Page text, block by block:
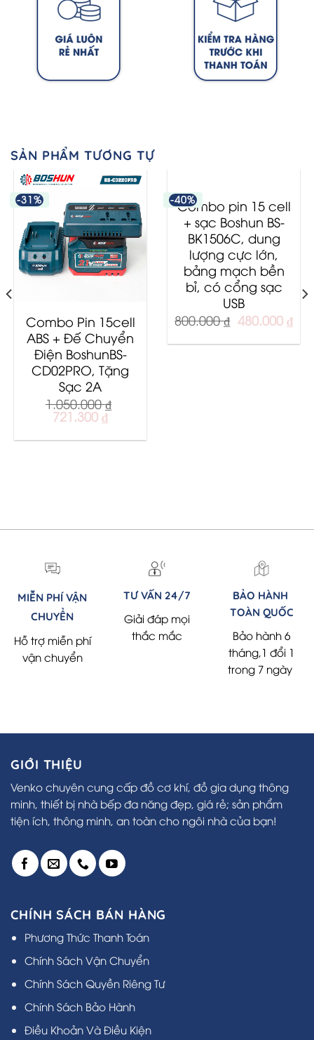
SẢN PHẨM TƯƠNG TỰ
-31%
Combo Pin 15cell
ABS + Đế Chuyển
Điện BoshunBS-
CD02PRO, Tặng
Sạc 2A
1.050.000₫
Original
was:
721.300 ₫Current
price
is:
-40%
Combo pin 15 cell
+ sạc Boshun BS-
BK1506C, dung
lượng cực lớn,
bảng mạch bền
bỉ, có cổng sạc
USB
800.000₫ Original
was:
480.000 ₫
is:
MIỄN PHÍ VẬN
CHUYỂN
Hỗ trợ miễn phí
vận chuyển
TƯ VẤN 24/7
Giải đáp mọi
thắc mắc
BẢO HÀNH
TOÀN QUỐC
Bảo hành 6
tháng,1 đổi 1
trong 7 ngày
GIỚI THIỆU
Venko chuyên cung cấp đồ cơ khí, đồ gia dụng thông
minh, thiết bị nhà bếp đa năng đẹp, giá rẻ; sản phẩm
tiện ích, thông minh, an toàn cho ngôi nhà của bạn!
CHÍNH SÁCH BÁN HÀNG
Phương Thức Thanh Toán
Chính Sách Vận Chuyển
Chính Sách Quyền Riêng Tư
Chính Sách Bảo Hành
Điều Khoản Và Điều Kiện